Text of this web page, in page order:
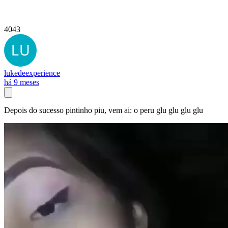
4043
lukedeexperience
há 9 meses
Depois do sucesso pintinho piu, vem ai: o peru glu glu glu glu